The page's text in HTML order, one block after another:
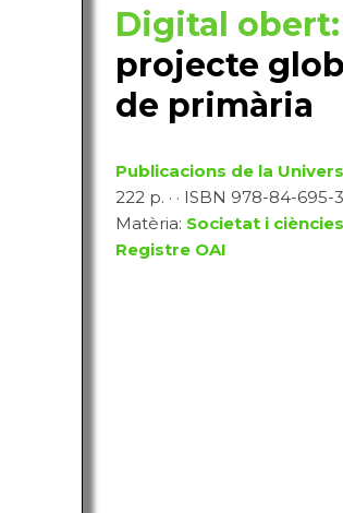
Digital obert:
projecte
de primària
Publicacions de la
222 p. · · ISBN 978-84-695-
Matèria: Societat i
Registre OAI